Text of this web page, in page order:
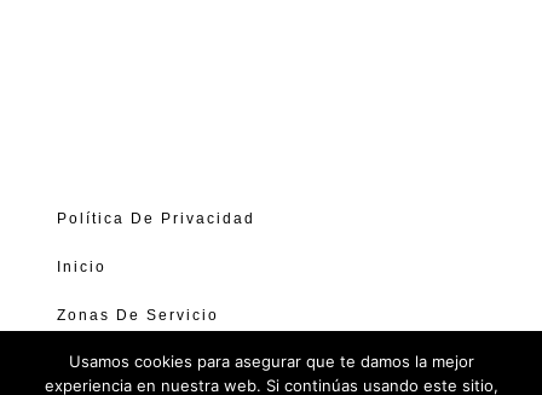
Política De Privacidad
Inicio
Zonas De Servicio
Contacto
Usamos cookies para asegurar que te damos la mejor
experiencia en nuestra web. Si continúas usando este sitio,